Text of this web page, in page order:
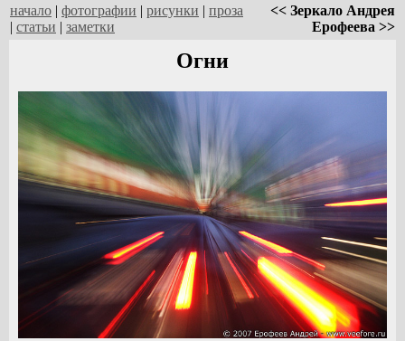
начало | фотографии | рисунки | проза
| статьи | заметки
<< Зеркало Андрея
Ерофеева >>
Огни